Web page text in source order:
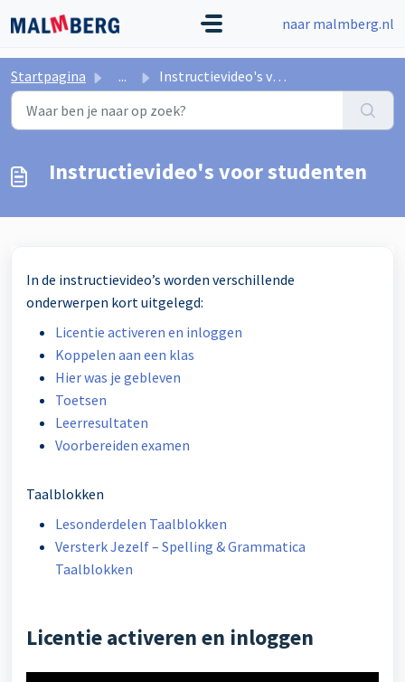
naar malmberg.nl
Startpagina ... Instructievideo's voor studenten
Instructievideo's voor studenten
In de instructievideo’s worden verschillende
onderwerpen kort uitgelegd:
Licentie activeren en inloggen
Koppelen aan een klas
Hier was je gebleven
Toetsen
Leerresultaten
Voorbereiden examen
Taalblokken
Lesonderdelen Taalblokken
Versterk Jezelf – Spelling & Grammatica
Taalblokken
Licentie activeren en inloggen